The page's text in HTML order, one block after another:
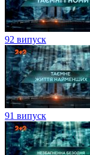
92 випуск
91 випуск